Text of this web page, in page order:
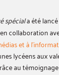
spéciala été
collaboration
et à
lycéens aux
au